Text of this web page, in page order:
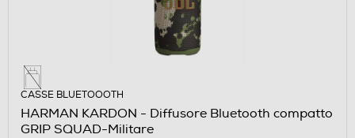
CASSE BLUETOOOTH
HARMAN KARDON - Diffusore Bluetooth compatto
GRIP SQUAD-Militare